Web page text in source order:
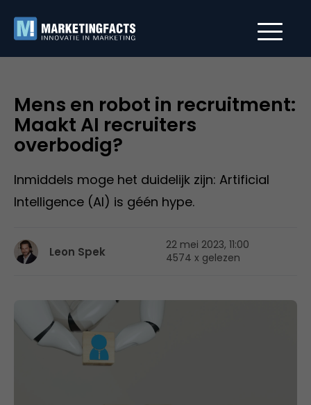
Mens en robot in recruitment:
Maakt AI recruiters
overbodig?
Inmiddels moge het duidelijk zijn: Artificial
Intelligence (AI) is géén hype.
Leon Spek
22 mei 2023, 11:00
4574 x gelezen